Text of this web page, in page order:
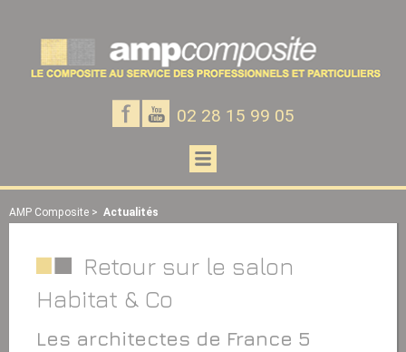
Notre
page
Notre
chaine
Youtube
02 28 15 99 05
Ouvrir
AMP Composite > Actualités
Retour sur le salon
Habitat & Co
Les architectes de France 5